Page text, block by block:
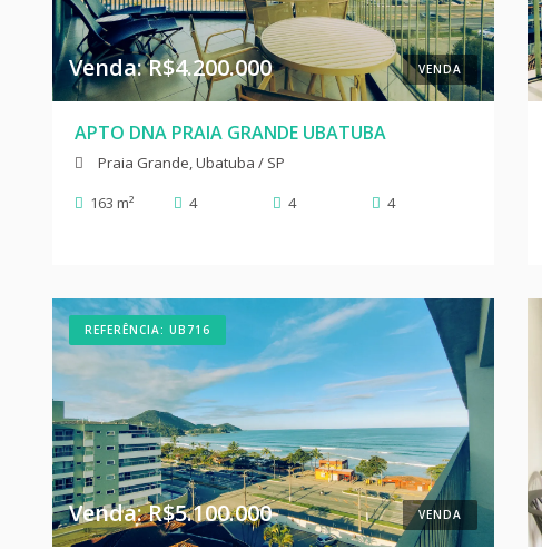
VENDA
Venda: R$4.200.000
APTO DNA PRAIA GRANDE UBATUBA
Praia Grande, Ubatuba / SP
163 m²
4 4 4
REFERÊNCIA: UB716
VENDA
Venda: R$5.100.000